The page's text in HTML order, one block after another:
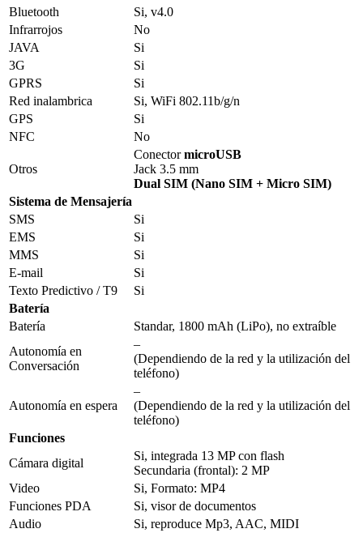
Bluetooth
Si, v4.0
Infrarrojos
No
JAVA
Si
3G
Si
GPRS
Si
Red inalambrica
Si, WiFi 802.11b/g/n
GPS
Si
NFC
No
Otros
ConectormicroUSB
Jack 3.5 mm
Dual SIM (Nano SIM + Micro SIM)
Sistema de Mensajería
SMS
Si
EMS
Si
MMS
Si
E-mail
Si
Texto Predictivo / T9
Si
Batería
Batería
Standar, 1800 mAh (LiPo), no extraíble
Autonomía en
Conversación
–
(Dependiendo de la red y la utilización del
teléfono)
Autonomía en espera
–
(Dependiendo de la red y la utilización del
teléfono)
Funciones
Cámara digital
Si, integrada 13 MP con flash
Secundaria (frontal): 2 MP
Video
Si, Formato: MP4
Funciones PDA
Si, visor de documentos
Audio
Si, reproduce Mp3, AAC, MIDI